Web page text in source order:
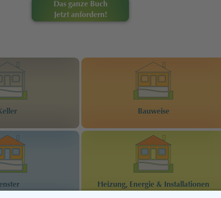
Das ganze Buch
Jetzt anfordern!
Keller Bauweise
Heizung, Energie & Installationen